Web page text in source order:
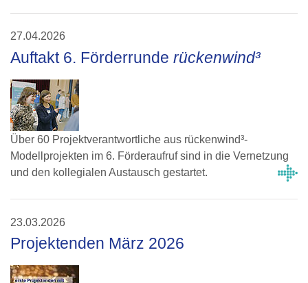
27.04.2026
Auftakt 6. Förderrunde rückenwind³
Über 60 Projektverantwortliche aus rückenwind³-
Modellprojekten im 6. Förderaufruf sind in die Vernetzung
und den kollegialen Austausch gestartet.
23.03.2026
Projektenden März 2026